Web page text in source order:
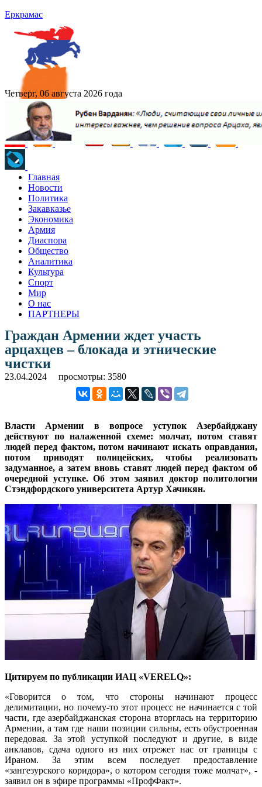
Еркрамас
Четверг, 06 августа 2026 года
Главная
Новости
Политика
Закавказье
Экономика
Армия
Диаспора
Общество
Аналитика
Культура
Спорт
Мир
О нас
ПАРТНЕРЫ
Граждан Армении ждет участь
арцахцев – блокада и этнические
чистки
23.04.2024 просмотры: 3580
Власти Армении в вопросе уступок Азербайджану
действуют по налаженной схеме: молчат, потом ставят
людей перед фактом, потом начинают искать оправдания,
потом приводят полицейских, чтобы реализовать
задуманное, а затем вновь ставят людей перед фактом об
очередной уступке. Об этом заявил доктор политологии
Стэндфордского университета Артур Хачикян.
Цитируем по публикации ИАЦ «VERELQ»:
«Говорится о том, что стороны начинают процесс
делимитации, но почему-то этот процесс не начинается с той
части, где азербайджанская сторона вторглась на территорию
Армении, а там где наши позиции сильны, есть обустроенная
передовая. За этой уступкой последуют и другие, в виде
анклавов, сдача одного из них отрежет нас от границы с
Ираном. За этим всем последует предоставление
«зангезурского коридора», о котором сегодня тоже молчат», -
заявил он в эфире программы «ПрофФакт».